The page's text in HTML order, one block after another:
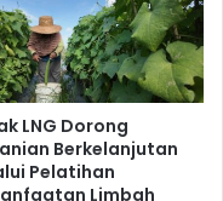
LNG Dorong
Berkelanjutan
Pelatihan
Limbah